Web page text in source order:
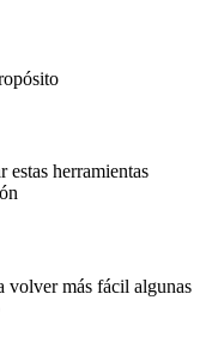
estas herramientas
volver más fácil algunas